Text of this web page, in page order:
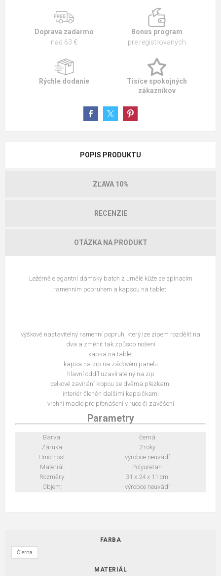
Doprava zadarmo
nad 63 €
Bonus program
pre registrovaných
Rýchle dodanie
Tisíce spokojných
zákazníkov
POPIS PRODUKTU
ZĽAVA 10%
RECENZIE
OTÁZKA NA PRODUKT
Ležérně elegantní dámský batoh z umělé kůže se spínacím
ramenním popruhem a kapsou na tablet.
výškově nastavitelný ramenní popruh, který lze zipem rozdělit na
dva a změnit tak způsob nošení
kapsa na tablet
kapsa na zip na zádovém panelu
hlavní oddíl uzavíratelný na zip
celkové zavírání klopou se dvěma přezkami
interiér členěn dalšími kapsičkami
vrchní madlo pro přenášení v ruce či zavěšení
Parametry
Barva:
černá
Záruka:
2 roky
Hmotnost:
výrobce neuvádí
Materiál:
Polyuretan
Rozměry:
31 x 24 x 11 cm
Objem:
výrobce neuvádí
FARBA
Čierna
MATERIÁL